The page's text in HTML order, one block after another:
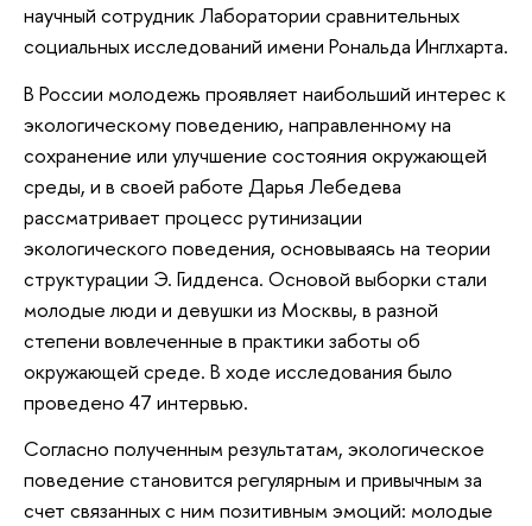
научный сотрудник Лаборатории сравнительных
социальных исследований имени Рональда Инглхарта.
В России молодежь проявляет наибольший интерес к
экологическому поведению, направленному на
сохранение или улучшение состояния окружающей
среды, и в своей работе Дарья Лебедева
рассматривает процесс рутинизации
экологического поведения, основываясь на теории
структурации Э. Гидденса. Основой выборки стали
молодые люди и девушки из Москвы, в разной
степени вовлеченные в практики заботы об
окружающей среде. В ходе исследования было
проведено 47 интервью.
Согласно полученным результатам, экологическое
поведение становится регулярным и привычным за
счет связанных с ним позитивным эмоций: молодые